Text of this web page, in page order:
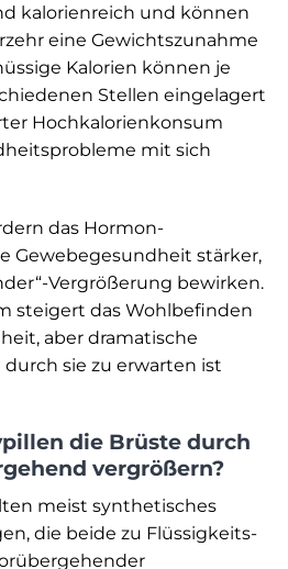
kalorienreich und können
eine Gewichtszunahme
Kalorien können je
Stellen eingelagert
Hochkalorienkonsum
mit sich
das Hormon­
Gewebe­gesundheit stärker,
Vergrößerung bewirken.
steigert das Wohlbefinden
aber dramatische
sie zu erwarten ist
die Brüste durch
vergrößern?
meist synthetisches
die beide zu Flüssigkeits­